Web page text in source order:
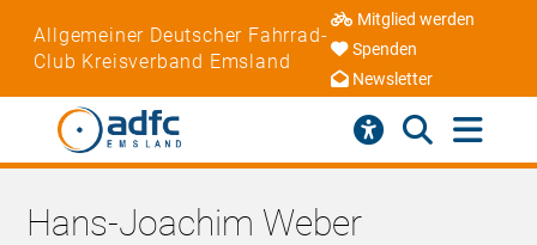
Allgemeiner Deutscher Fahrrad-
Club Kreisverband Emsland
Mitglied werden
Spenden
Newsletter
Hans-Joachim Weber